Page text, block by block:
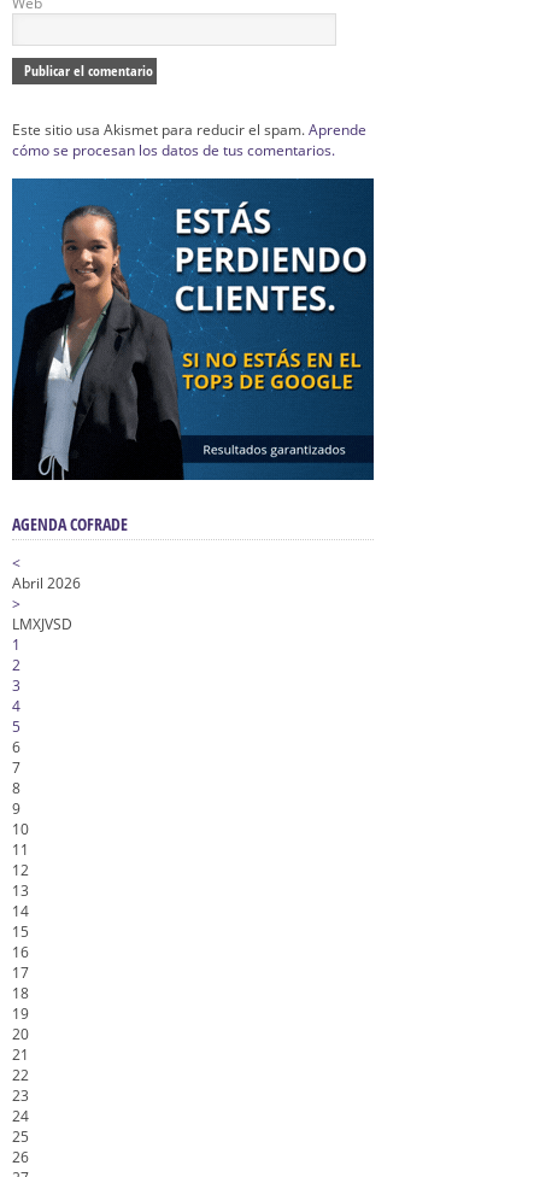
Este sitio usa Akismet para reducir el spam.Aprende
cómo se procesan los datos de tus comentarios.
AGENDA COFRADE
<
Abril 2026
>
LMXJVSD
1
2
3
4
5
6
7
8
9
10
11
12
13
14
15
16
17
18
19
20
21
22
23
24
25
26